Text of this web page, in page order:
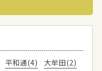
平和通(4)
大牟田(2)